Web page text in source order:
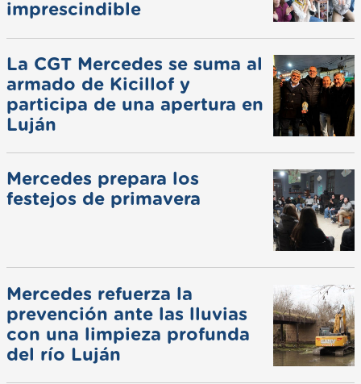
imprescindible
La CGT Mercedes se suma al
armado de Kicillof y
participa de una apertura en
Luján
Mercedes prepara los
festejos de primavera
Mercedes refuerza la
prevención ante las lluvias
con una limpieza profunda
del río Luján